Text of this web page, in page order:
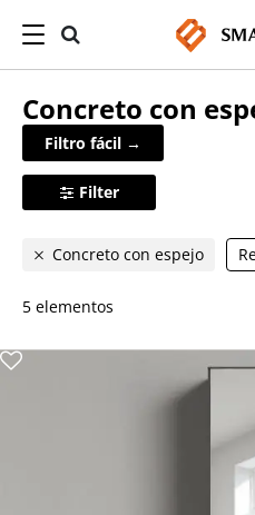
Concreto con
Filtro fácil →
Filter
Concreto con espejo
5 elementos